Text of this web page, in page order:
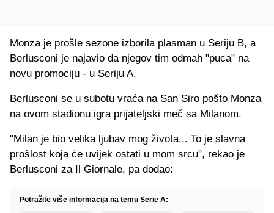
Monza je prošle sezone izborila plasman u Seriju B, a
Berlusconi je najavio da njegov tim odmah "puca" na
novu promociju - u Seriju A.
Berlusconi se u subotu vraća na San Siro pošto Monza
na ovom stadionu igra prijateljski meč sa Milanom.
"Milan je bio velika ljubav mog života... To je slavna
prošlost koja će uvijek ostati u mom srcu", rekao je
Berlusconi za Il Giornale, pa dodao:
Potražite više informacija na temu Serie A: